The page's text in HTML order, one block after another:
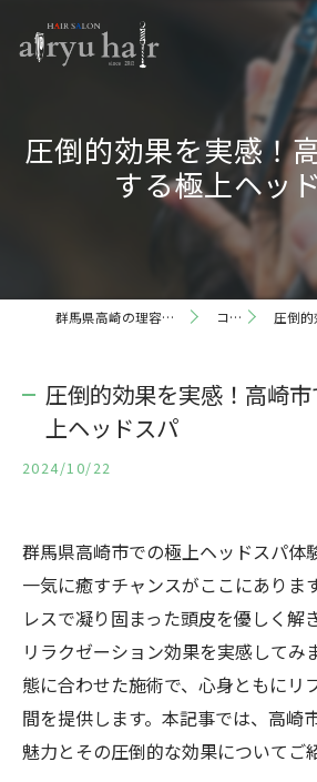
圧倒的効果を実感！
する極上ヘッ
群馬県高崎の理容室ならairyu hair コラム 圧倒的効果
圧倒的効果を実感！高崎
上ヘッドスパ
2024/10/22
群馬県高崎市での極上ヘッドスパ体
一気に癒すチャンスがここにありま
レスで凝り固まった頭皮を優しく解
リラクゼーション効果を実感してみ
態に合わせた施術で、心身ともにリ
間を提供します。本記事では、高崎
魅力とその圧倒的な効果についてご